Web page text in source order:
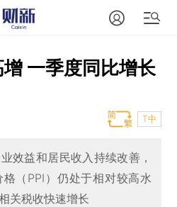
一季度同比增长
T中
效益和居民收入持续改善，
（PPI）仍处于相对较高水
关税收快速增长